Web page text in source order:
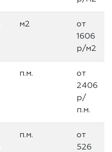
м2
от
1606
р/м2
п.м.
от
2406
р/
п.м.
п.м.
от
526